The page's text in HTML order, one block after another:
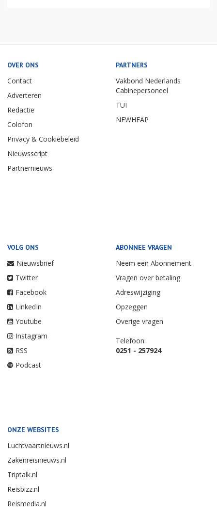
OVER ONS
Contact
Adverteren
Redactie
Colofon
Privacy & Cookiebeleid
Nieuwsscript
Partnernieuws
PARTNERS
Vakbond Nederlands
Cabinepersoneel
TUI
NEWHEAP
VOLG ONS
Nieuwsbrief
Twitter
Facebook
LinkedIn
Youtube
Instagram
RSS
Podcast
ABONNEE VRAGEN
Neem een Abonnement
Vragen over betaling
Adreswijziging
Opzeggen
Overige vragen
Telefoon:
0251 - 257924
ONZE WEBSITES
Luchtvaartnieuws.nl
Zakenreisnieuws.nl
Triptalk.nl
Reisbizz.nl
Reismedia.nl